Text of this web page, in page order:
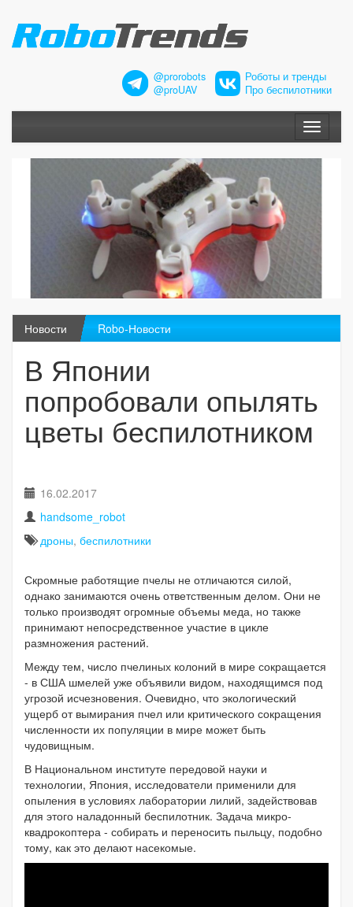
@prorobots
@proUAV
Роботы и тренды
Про беспилотники
Меню
Новости Robo-Новости
В Японии
попробовали опылять
цветы беспилотником
16.02.2017
handsome_robot
дроны, беспилотники
Скромные работящие пчелы не отличаются силой,
однако занимаются очень ответственным делом. Они не
только производят огромные объемы меда, но также
принимают непосредственное участие в цикле
размножения растений.
Между тем, число пчелиных колоний в мире сокращается
- в США шмелей уже объявили видом, находящимся под
угрозой исчезновения. Очевидно, что экологический
ущерб от вымирания пчел или критического сокращения
численности их популяции в мире может быть
чудовищным.
В Национальном институте передовой науки и
технологии, Япония, исследователи применили для
опыления в условиях лаборатории лилий, задействовав
для этого наладонный беспилотник. Задача микро-
квадрокоптера - собирать и переносить пыльцу, подобно
тому, как это делают насекомые.